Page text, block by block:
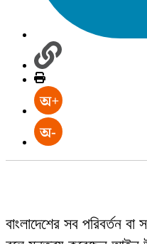
বাংলাদেশের সব পরিবর্তন